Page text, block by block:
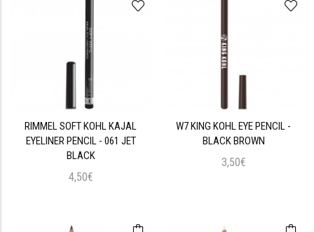
RIMMEL SOFT KOHL KAJAL
EYELINER PENCIL - 061 JET
BLACK
4,50€
W7 KING KOHL EYE PENCIL -
BLACK BROWN
3,50€